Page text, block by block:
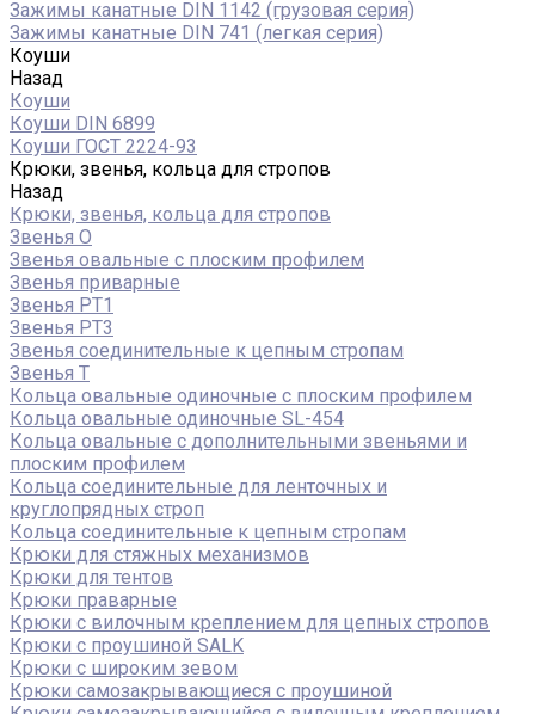
Зажимы канатные DIN 1142 (грузовая серия)
Зажимы канатные DIN 741 (легкая серия)
Коуши
Назад
Коуши
Коуши DIN 6899
Коуши ГОСТ 2224-93
Крюки, звенья, кольца для стропов
Назад
Крюки, звенья, кольца для стропов
Звенья О
Звенья овальные с плоским профилем
Звенья приварные
Звенья РТ1
Звенья РТ3
Звенья соединительные к цепным стропам
Звенья Т
Кольца овальные одиночные c плоским профилем
Кольца овальные одиночные SL-454
Кольца овальные с дополнительными звеньями и
плоским профилем
Кольца соединительные для ленточных и
круглопрядных строп
Кольца соединительные к цепным стропам
Крюки для стяжных механизмов
Крюки для тентов
Крюки праварные
Крюки с вилочным креплением для цепных стропов
Крюки с проушиной SALK
Крюки с широким зевом
Крюки самозакрывающиеся с проушиной